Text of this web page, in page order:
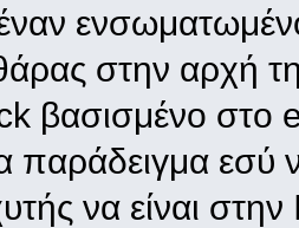
έναν
στην αρχή
βασισμένο στο
παράδειγμα εσύ
να είναι στην